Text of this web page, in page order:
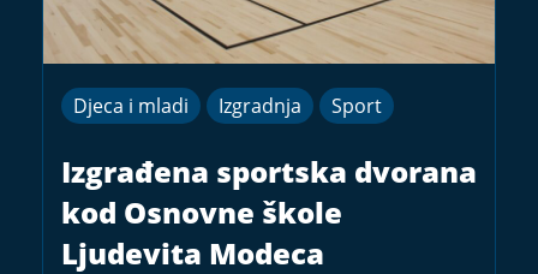
Djeca i mladi Izgradnja Sport
Izgrađena sportska dvorana
kod Osnovne škole
Ljudevita Modeca